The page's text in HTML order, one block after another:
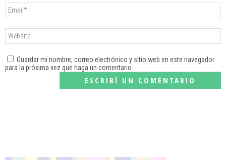
Guardar mi nombre, correo electrónico y sitio web en este navegador
para la próxima vez que haga un comentario.